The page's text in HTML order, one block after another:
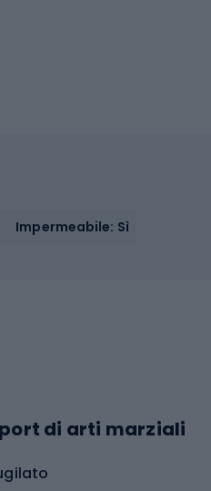
Impermeabile: Sì
di arti marziali